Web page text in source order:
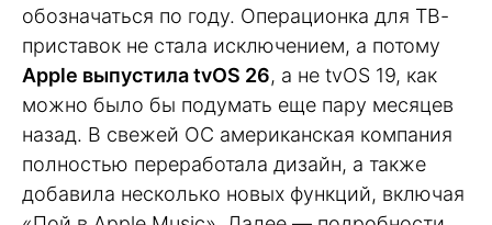
обозначаться по году. Операционка для ТВ-
приставок не стала исключением, а потому
Apple выпустила tvOS 26, а не tvOS 19, как
можно было бы подумать еще пару месяцев
назад. В свежей ОС американская компания
полностью переработала дизайн, а также
добавила несколько новых функций, включая